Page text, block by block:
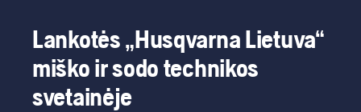
Lankotės „Husqvarna Lietuva“
miško ir sodo technikos
svetainėje